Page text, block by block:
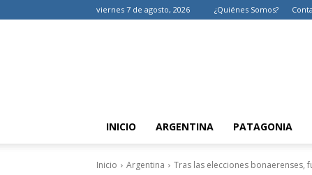
viernes 7 de agosto, 2026 ¿Quiénes Somos?
INICIO ARGENTINA PATAGONIA
Inicio Argentina Tras las elecciones bonaerenses,